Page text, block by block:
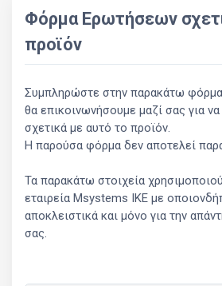
Φόρμα Ερωτήσεων
προϊόν
Συμπληρώστε στην παρακάτω φόρμα
θα επικοινωνήσουμε μαζί σας για
σχετικά με αυτό το προϊόν.
Η παρούσα φόρμα δεν αποτελεί
Τα παρακάτω στοιχεία
εταιρεία Msystems ΙΚΕ με
αποκλειστικά και μόνο για την
σας.